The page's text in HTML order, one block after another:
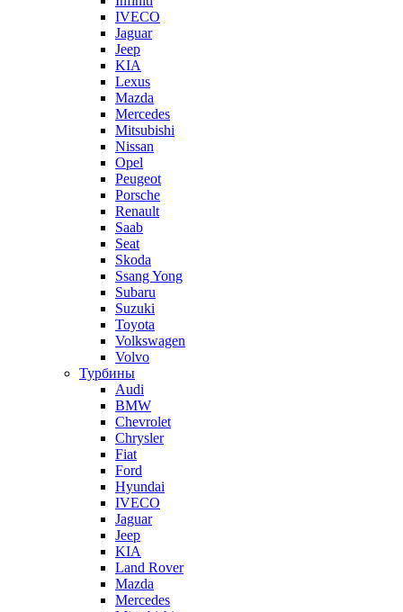
IVECO
Jaguar
Jeep
KIA
Lexus
Mazda
Mercedes
Mitsubishi
Nissan
Opel
Peugeot
Porsche
Renault
Saab
Seat
Skoda
Ssang Yong
Subaru
Suzuki
Toyota
Volkswagen
Volvo
Турбины
Audi
BMW
Chevrolet
Chrysler
Fiat
Ford
Hyundai
IVECO
Jaguar
Jeep
KIA
Land Rover
Mazda
Mercedes